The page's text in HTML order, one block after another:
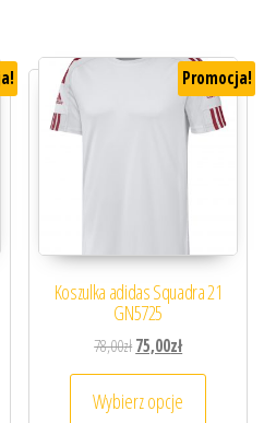
76,00zł.
wynosi: 73,00zł.
ma wiele wariantów. Opcje
Promocja!
Koszulka adidas Squadra 21
GN5725
78,00złPierwotna cena
75,00złAktualna cena
Wybierz opcje
Ten